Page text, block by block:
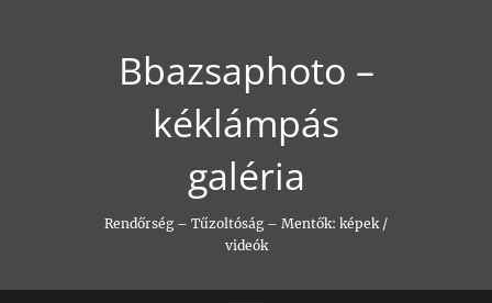
Bbazsaphoto –
kéklámpás
galéria
Rendőrség – Tűzoltóság – Mentők: képek /
videók